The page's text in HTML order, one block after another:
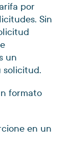
por
Sin
un
solicitud.
formato
en un